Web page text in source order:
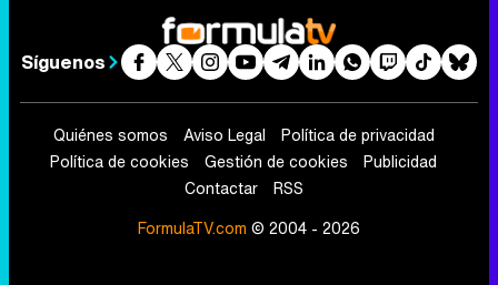
Síguenos
Quiénes somos Aviso Legal
Política de privacidad
Política de cookies
Gestión de cookies
Publicidad
Contactar
RSS
FormulaTV.com © 2004 - 2026